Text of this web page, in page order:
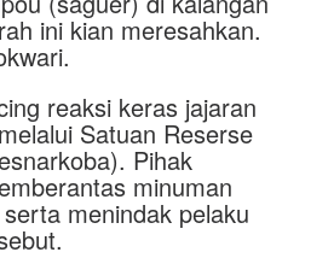
ini kian meresahkan.
reaksi keras jajaran
Satuan Reserse
Pihak
minuman
menindak pelaku